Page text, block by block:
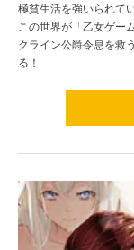
極貧生活を強いられて
この世界が「乙女ゲー
クライン公爵令息を救
る！